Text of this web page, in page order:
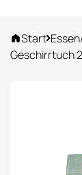
Start
Geschirrtuch